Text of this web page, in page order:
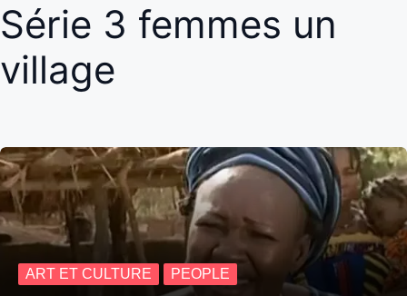
Série 3 femmes un
village
ART ET CULTURE PEOPLE